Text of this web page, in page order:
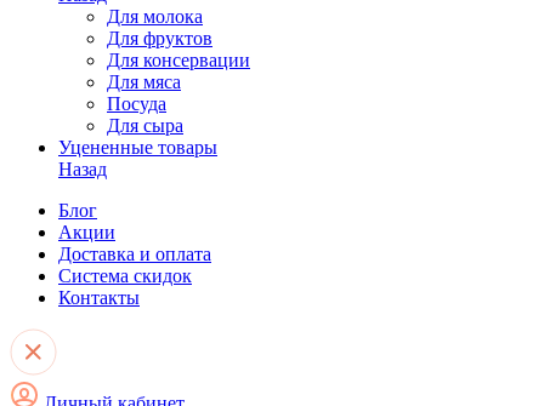
Для молока
Для фруктов
Для консервации
Для мяса
Посуда
Для сыра
Уцененные товары
Назад
Блог
Акции
Доставка и оплата
Система скидок
Контакты